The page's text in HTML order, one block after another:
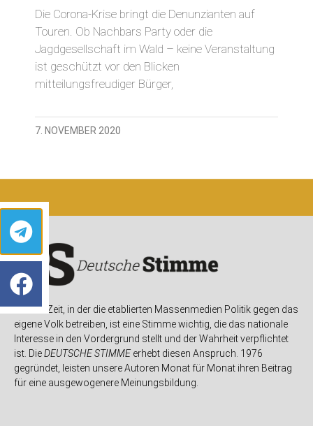
Die Corona-Krise bringt die Denunzianten auf
Touren. Ob Nachbars Party oder die
Jagdgesellschaft im Wald – keine Veranstaltung
ist geschützt vor den Blicken
mitteilungsfreudiger Bürger,
7. NOVEMBER 2020
In einer Zeit, in der die etablierten Massenmedien Politik gegen das
eigene Volk betreiben, ist eine Stimme wichtig, die das nationale
Interesse in den Vordergrund stellt und der Wahrheit verpflichtet
ist. DieDEUTSCHE STIMMEerhebt diesen Anspruch. 1976
gegründet, leisten unsere Autoren Monat für Monat ihren Beitrag
für eine ausgewogenere Meinungsbildung.